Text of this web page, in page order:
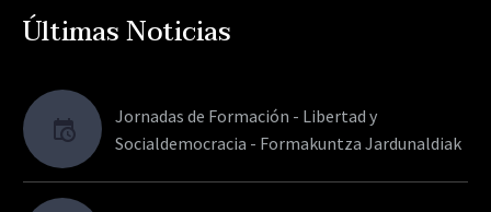
Últimas Noticias
Jornadas de Formación - Libertad y
Socialdemocracia - Formakuntza Jardunaldiak